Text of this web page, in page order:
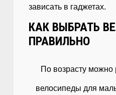
зависать в гаджетах.
КАК ВЫБРАТЬ
ПРАВИЛЬНО
По возрасту можно
велосипеды для